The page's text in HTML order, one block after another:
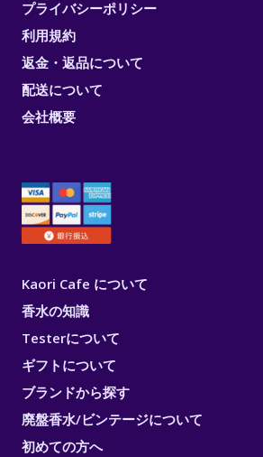
プライバシーポリシー
利用規約
返金・返品について
配送について
会社概要
Kaori Cafe について
香水の知識
Testerについて
ギフトについて
ブランドから探す
廃盤香水/ビンテージについて
初めての方へ